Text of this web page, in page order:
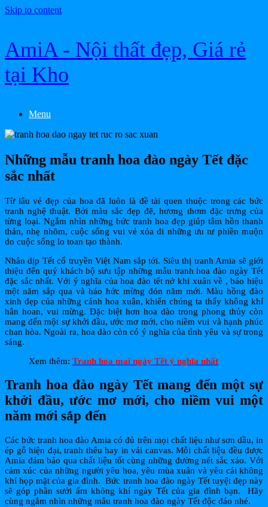
Skip to content
AmiA - Nội thất đẹp, Giá rẻ
tại Kho
Menu
Những mẫu tranh hoa đào ngày Tết đặc
sắc nhất
Từ lâu vẻ đẹp của hoa đã luôn là đề tài quen thuộc trong các bức
tranh nghệ thuật. Bởi màu sắc đẹp đẽ, hương thơm đặc trưng của
từng loại. Ngắm nhìn những bức tranh hoa đẹp giúp tâm hồn thanh
thản, nhẹ nhõm, cuộc sống vui vẻ xóa đi những ưu tư phiền muộn
do cuộc sống lo toan tạo thành.
Nhân dịp Tết cổ truyền Việt Nam sắp tới. Siêu thị tranh Amia sẽ giới
thiệu đến quý khách bộ sưu tập những mẫu tranh hoa đào ngày Tết
đặc sắc nhất. Với ý nghĩa của hoa đào tết nở khi xuân về , báo hiệu
một năm sắp qua và háo hức mừng đón năm mới. Màu hồng đào
xinh đẹp của những cánh hoa xuân, khiến chúng ta thấy không khí
hân hoan, vui mừng. Đặc biệt hơn hoa đào trong phong thủy còn
mang đến một sự khởi đầu, ước mơ mới, cho niềm vui và hạnh phúc
chan hòa. Ngoài ra, hoa đào còn có ý nghĩa của tình yêu và sự trong
sáng.
Xem thêm: Tranh hoa mai ngày Tết ý nghĩa nhất
Tranh hoa đào ngày Tết mang đến một sự
khởi đầu, ước mơ mới, cho niềm vui một
năm mới sắp đến
Các bức tranh hoa đào Amia có đủ trên mọi chất liệu như sơn dầu, in
ép gỗ hiện đại, tranh thêu hay in vải canvas. Mỗi chất liệu đều được
Amia đảm bảo qua chất liệu tốt cùng những đường nét sắc xảo. Với
cảm xúc của những người yêu hoa, yêu mùa xuân và yêu cái không
khí họp mặt của gia đình. Bức tranh hoa đào ngày Tết tuyệt đẹp này
sẽ góp phần sưởi ấm không khí ngày Tết của gia đình bạn. Hãy
cùng ngắm nhìn những mẫu tranh hoa đào ngày Tết độc đáo nhé.